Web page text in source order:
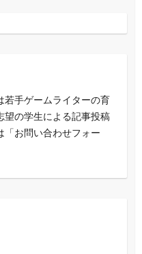
若手ゲームライターの育
望の学生による記事投稿
「お問い合わせフォー